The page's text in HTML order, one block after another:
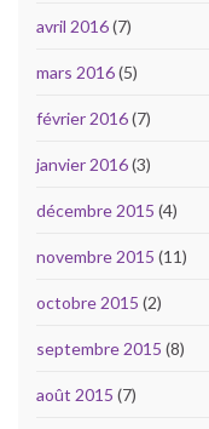
avril 2016(7)
mars 2016(5)
février 2016(7)
janvier 2016(3)
décembre 2015 (4)
novembre 2015 (11)
octobre 2015 (2)
septembre 2015 (8)
août 2015 (7)